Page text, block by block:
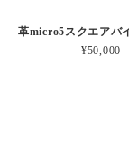
¥50,000